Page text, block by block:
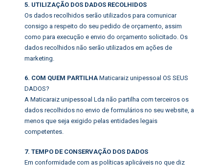
5. UTILIZAÇÃO DOS DADOS RECOLHIDOS
Os dados recolhidos serão utilizados para comunicar
consigo a respeito do seu pedido de orçamento, assim
como para execução e envio do orçamento solicitado. Os
dados recolhidos não serão utilizados em ações de
marketing.
6. COM QUEM PARTILHA Maticaraiz unipessoal OS SEUS
DADOS?
A Maticaraiz unipessoal Lda não partilha com terceiros os
dados recolhidos no envio de formulários no seu website, a
menos que seja exigido pelas entidades legais
competentes.
7. TEMPO DE CONSERVAÇÃO DOS DADOS
Em conformidade com as políticas aplicáveis no que diz